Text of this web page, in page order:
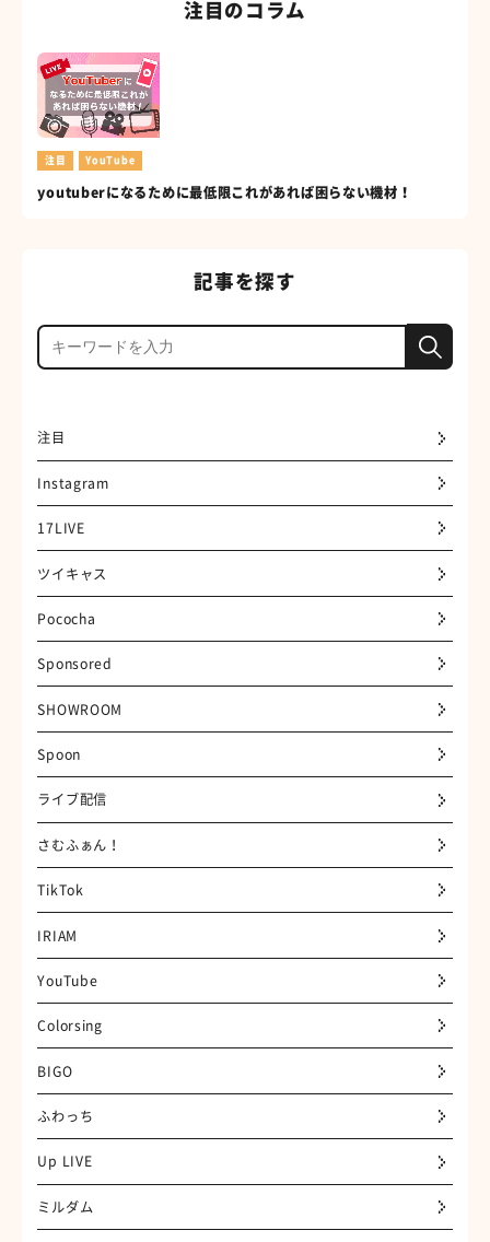
注目のコラム
注目 YouTube
youtuberになるために最低限これがあれば困らない機材！
記事を探す
注目
Instagram
17LIVE
ツイキャス
Pococha
Sponsored
SHOWROOM
Spoon
ライブ配信
さむふぁん！
TikTok
IRIAM
YouTube
Colorsing
BIGO
ふわっち
Up LIVE
ミルダム